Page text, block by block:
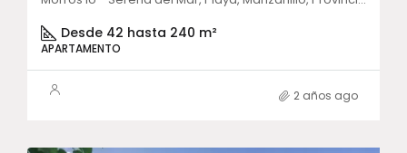
Desde 42 hasta 240 m²
APARTAMENTO
2 años ago